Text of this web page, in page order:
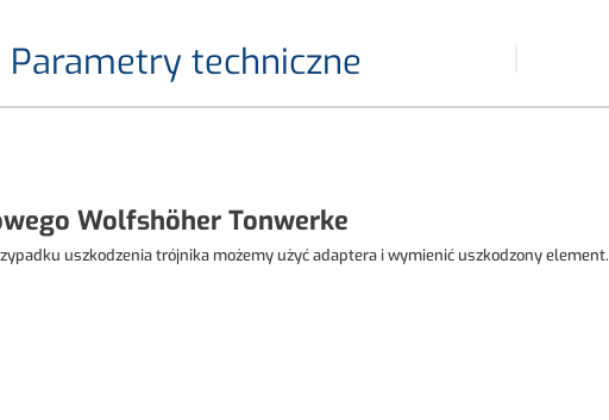
Parametry techniczne
Wolfshöher Tonwerke
uszkodzenia trójnika możemy użyć adaptera i wymienić uszkodzony element.